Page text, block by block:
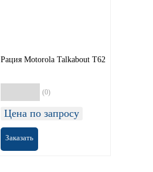
Рация Motorola Talkabout T62
(0)
Цена по запросу
Заказать